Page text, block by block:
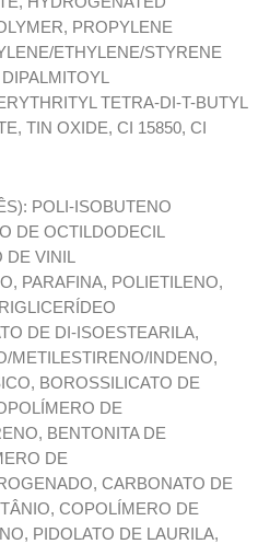
PROPYLENE
ETHYLENE/STYRENE
TETRA-DI-T-BUTYL
TIN OXIDE, CI 15850, CI
POLI-ISOBUTENO
DE OCTILDODECIL
VINIL
PARAFINA, POLIETILENO,
DE DI-ISOESTEARILA,
METILESTIRENO/INDENO,
BOROSSILICATO DE
DE
BENTONITA DE
DE
CARBONATO DE
COPOLÍMERO DE
PIDOLATO DE LAURILA,